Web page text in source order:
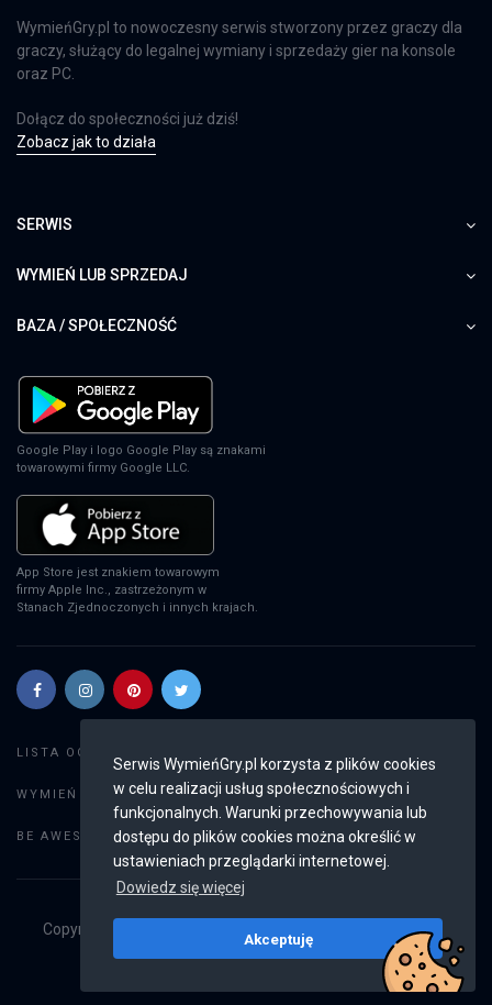
Serwis WymieńGry.pl korzysta z plików cookies
w celu realizacji usług społecznościowych i
funkcjonalnych. Warunki przechowywania lub
dostępu do plików cookies można określić w
ustawieniach przeglądarki internetowej.
Dowiedz się więcej
Akceptuję
WymieńGry.pl to nowoczesny serwis stworzony przez graczy dla
graczy, służący do legalnej wymiany i sprzedaży gier na konsole
oraz PC.
Dołącz do społeczności już dziś!
Zobacz jak to działa
SERWIS
WYMIEŃ LUB SPRZEDAJ
BAZA / SPOŁECZNOŚĆ
Google Play i logo Google Play są znakami
towarowymi firmy Google LLC.
App Store jest znakiem towarowym
firmy Apple Inc., zastrzeżonym w
Stanach Zjednoczonych i innych krajach.
LISTA OGŁOSZEŃ:
WYMIEŃ GRY: Dodaj ogłoszenie
BE AWESOME: Weryfikacja konta
Copyright © 2019 - 2026
Wszystkie prawa
v2.8.4